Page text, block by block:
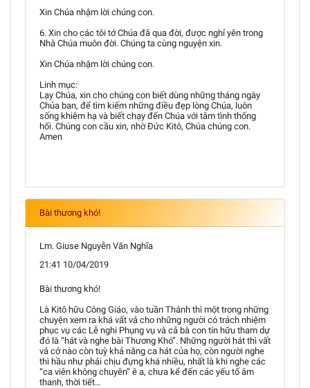
Xin Chúa nhậm lời chúng con.
6. Xin cho các tôi tớ Chúa đã qua đời, được nghỉ yên trong
Nhà Chúa muôn đời. Chúng ta cùng nguyện xin.
Xin Chúa nhậm lời chúng con.
Linh mục:
Lạy Chúa, xin cho chúng con biết dùng những tháng ngày
Chúa ban, để tìm kiếm những điều đẹp lòng Chúa, luôn
sống khiêm hạ và biết chạy đến Chúa với tâm tình thống
hối. Chúng con cầu xin, nhờ Đức Kitô, Chúa chúng con.
Amen
Bài thương khó!
Lm. Giuse Nguyễn Văn Nghĩa
21:41 10/04/2019
Bài thương khó!
Là Kitô hữu Công Giáo, vào tuần Thánh thì một trong những
chuyện xem ra khá vất vả cho những người có trách nhiệm
phục vụ các Lễ nghi Phụng vụ và cả bà con tín hữu tham dự
đó là “hát và nghe bài Thương Khó”. Những người hát thì vất
vả cở nào còn tuỳ khả năng ca hát của họ, còn người nghe
thì hầu như phải chịu đựng khá nhiều, nhất là khi nghe các
“ca viên không chuyên” ê a, chưa kể đến các yếu tố âm
thanh, thời tiết…